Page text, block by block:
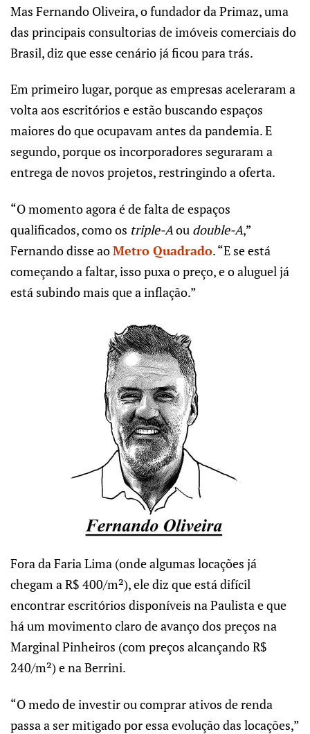
Mas Fernando Oliveira, o fundador da Primaz, uma
das principais consultorias de imóveis comerciais do
Brasil, diz que esse cenário já ficou para trás.
Em primeiro lugar, porque as empresas aceleraram a
volta aos escritórios e estão buscando espaços
maiores do que ocupavam antes da pandemia. E
segundo, porque os incorporadores seguraram a
entrega de novos projetos, restringindo a oferta.
“O momento agora é de falta de espaços
qualificados, como os triple-Aou double-A,”
Fernando disse aoMetro Quadrado. “E se está
começando a faltar, isso puxa o preço, e o aluguel já
está subindo mais que a inflação.”
Fora da Faria Lima (onde algumas locações já
chegam a R$ 400/m²), ele diz que está difícil
encontrar escritórios disponíveis na Paulista e que
há um movimento claro de avanço dos preços na
Marginal Pinheiros (com preços alcançando R$
240/m²) e na Berrini.
“O medo de investir ou comprar ativos de renda
passa a ser mitigado por essa evolução das locações,”